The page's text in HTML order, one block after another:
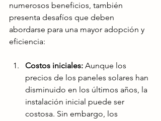
numerosos beneficios, también
presenta desafíos que deben
abordarse para una mayor adopción y
eficiencia:
Costos iniciales: Aunque los
precios de los paneles solares han
disminuido en los últimos años, la
instalación inicial puede ser
costosa. Sin embargo, los